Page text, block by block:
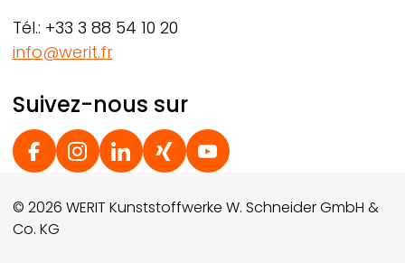
Tél.: +33 3 88 54 10 20
info@werit.fr
Suivez-nous sur
Social Footer
© 2026 WERIT Kunststoffwerke W. Schneider GmbH &
Co. KG